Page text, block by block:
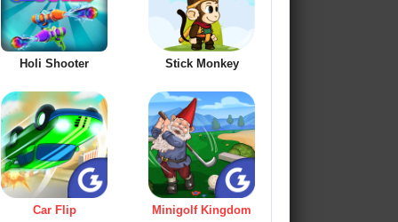
Holi Shooter Stick Monkey
Car Flip Minigolf Kingdom